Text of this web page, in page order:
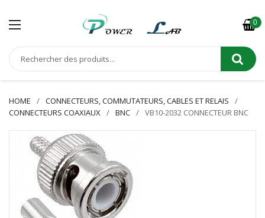
0
HOME
CONNECTEURS, COMMUTATEURS, CABLES ET RELAIS
CONNECTEURS COAXIAUX
BNC VB10-2032 CONNECTEUR BNC